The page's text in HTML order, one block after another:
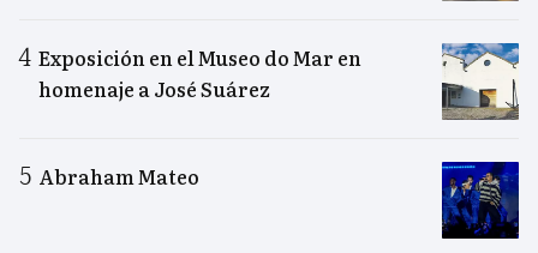
Exposición en el Museo do Mar en
homenaje a José Suárez
Abraham Mateo